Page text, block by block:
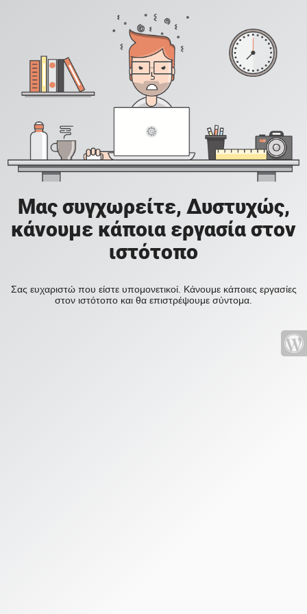
Μας συγχωρείτε, Δυστυχώς,
κάνουμε κάποια εργασία στον
ιστότοπο
Σας ευχαριστώ που είστε υπομονετικοί. Κάνουμε κάποιες εργασίες
στον ιστότοπο και θα επιστρέψουμε σύντομα.